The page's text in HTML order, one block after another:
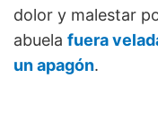
dolor y malestar
abuela fuera
un apagón.